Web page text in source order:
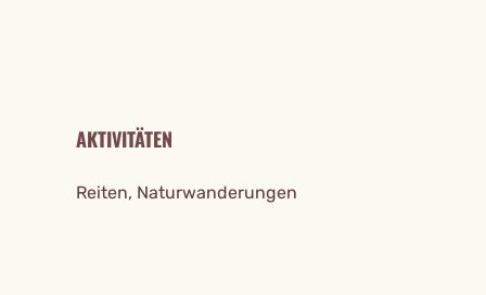
AKTIVITÄTEN
Reiten, Naturwanderungen